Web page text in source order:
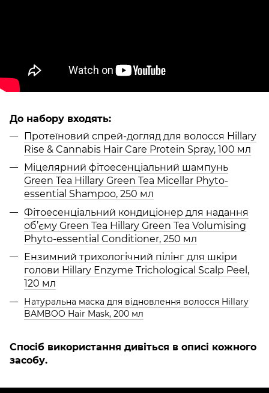
До набору входять:
Протеїновий спрей-догляд для волосся Hillary
Rise & Cannabis Hair Care Protein Spray, 100 мл
Міцелярний фітоесенціальний шампунь
Green Tea Hillary Green Tea Micellar Phyto-
essential Shampoo, 250 мл
Фітоесенціальний кондиціонер для надання
об’єму Green Tea Hillary Green Tea Volumising
Phyto-essential Conditioner, 250 мл
Ензимний трихологічний пілінг для шкіри
голови Hillary Enzyme Trichological Scalp Peel,
120 мл
Натуральна маска для відновлення волосся Hillary
BAMBOO Hair Mask, 200 мл
Спосіб використання дивіться в описі кожного
засобу.